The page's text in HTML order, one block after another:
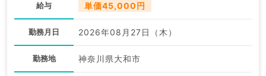
給与 単価45,000円
勤務月日 2026年08月27日（木）
勤務地 神奈川県大和市